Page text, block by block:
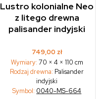
Lustro kolonialne Neo
z litego drewna
palisander indyjski
749,00 zł
Wymiary: 70 × 4 × 110 cm
Rodzaj drewna: Palisander
indyjski
Symbol: 0040-MS-664